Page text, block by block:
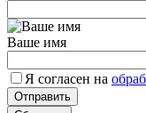
Ваше имя
Я согласен на